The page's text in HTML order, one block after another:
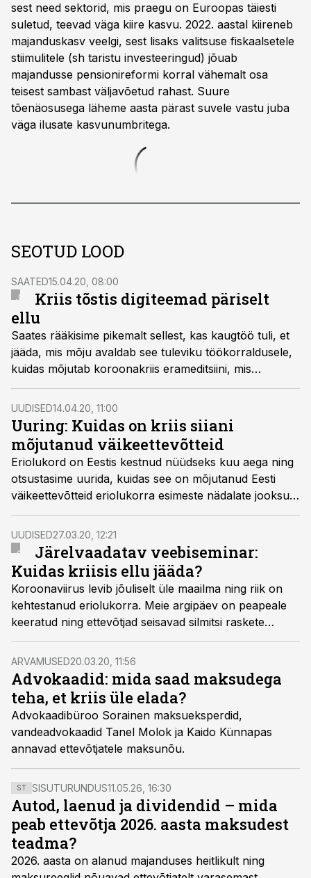
sest need sektorid, mis praegu on Euroopas täiesti
suletud, teevad väga kiire kasvu. 2022. aastal kiireneb
majanduskasv veelgi, sest lisaks valitsuse fiskaalsetele
stiimulitele (sh taristu investeeringud) jõuab
majandusse pensionireformi korral vähemalt osa
teisest sambast väljavõetud rahast. Suure
tõenäosusega läheme aasta pärast suvele vastu juba
väga ilusate kasvunumbritega.
SEOTUD LOOD
SAATED15.04.20, 08:00
Kriis tõstis digiteemad päriselt
ellu
Saates rääkisime pikemalt sellest, kas kaugtöö tuli, et
jääda, mis mõju avaldab see tuleviku töökorraldusele,
kuidas mõjutab koroonakriis erameditsiini, mis
muutuseid võib märgata ettevõtete seas ning mis kasu
ja kahju on kriisist.
UUDISED14.04.20, 11:00
Uuring: Kuidas on kriis siiani
mõjutanud väikeettevõtteid
Eriolukord on Eestis kestnud nüüdseks kuu aega ning
otsustasime uurida, kuidas see on mõjutanud Eesti
väikeettevõtteid eriolukorra esimeste nädalate jooksul.
Kriis on küll hetkel veel varajases faasis, kuid esitasime
neile mitmeid küsimusi seoses erinevate aspektidega,
mida kriis võib mõjutada ning kuidas praeguseks juba
mõjutanud on. Küsitluses osales üle 200 Eesti mikro- ja
väikeettevõtja ning uuringu viisime läbi eriolukorra
kolmandal nädalal.
UUDISED27.03.20, 12:21
Järelvaadatav veebiseminar:
Kuidas kriisis ellu jääda?
Koroonaviirus levib jõuliselt üle maailma ning riik on
kehtestanud eriolukorra. Meie argipäev on peapeale
keeratud ning ettevõtjad seisavad silmitsi raskete
otsustega. Raske on hinnata, kaua kriis kestab ning kui
suur on mõju majandusele, kuid töömahu vähenemine
ning hirm languse ees sunnib töökorralduse üle
vaatama.
ARVAMUSED20.03.20, 11:56
Advokaadid: mida saad maksudega
teha, et kriis üle elada?
Advokaadibüroo Sorainen maksueksperdid,
vandeadvokaadid Tanel Molok ja Kaido Künnapas
annavad ettevõtjatele maksunõu.
ST SISUTURUNDUS11.05.26, 16:30
Autod, laenud ja dividendid – mida
peab ettevõtja 2026. aasta maksudest
teadma?
2026. aasta on alanud majanduses heitlikult ning